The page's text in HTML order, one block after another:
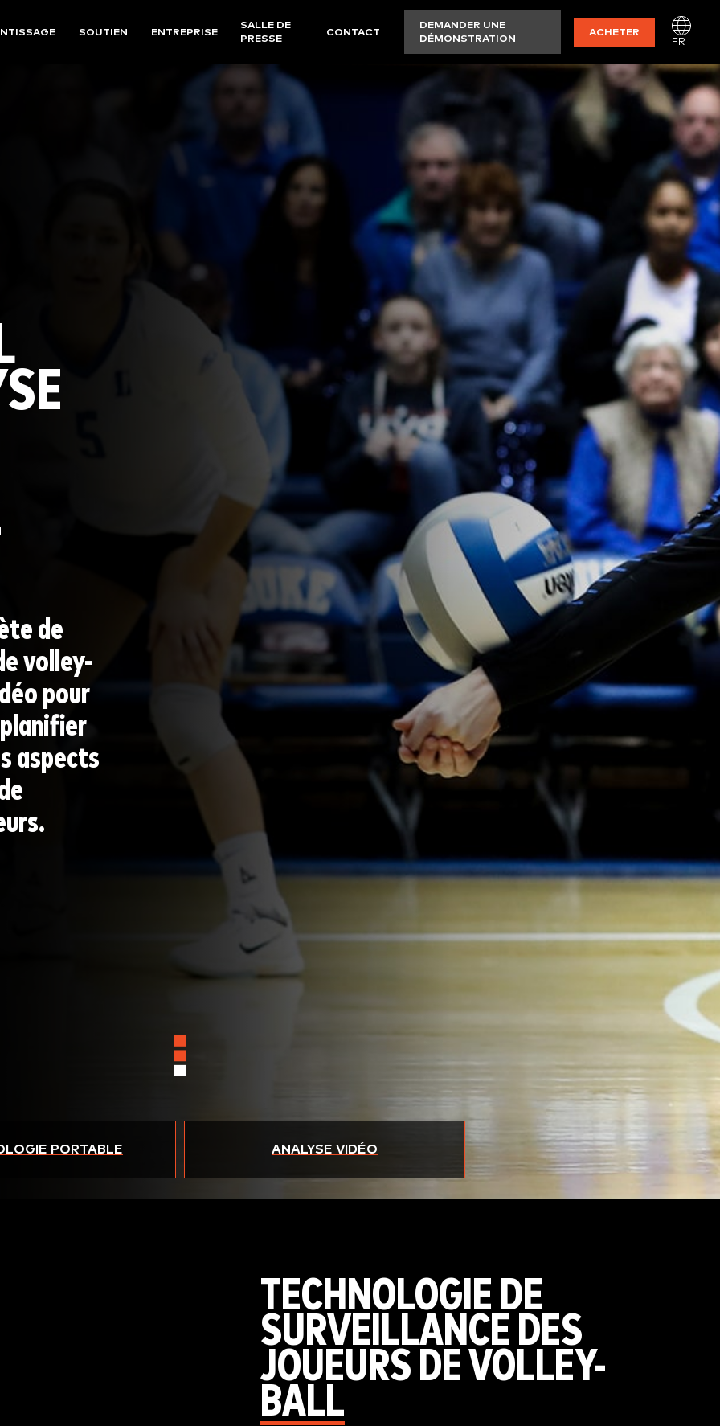
SOUTIEN ENTREPRISE
SALLE DE
PRESSE
CONTACT
DEMANDER UNE
DÉMONSTRATION
ACHETER
FR
de
volley-
pour
aspects
PORTABLE ANALYSE VIDÉO
TECHNOLOGIE DE
SURVEILLANCE DES
JOUEURS DE VOLLEY-
BALL